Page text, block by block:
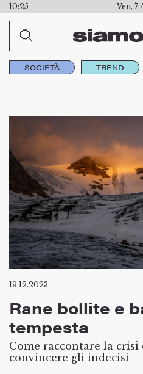
10:25 Ven, 7
SOCIETÀ TREND
19.12.2023
Rane bollite e
tempesta
Come raccontare la
convincere gli indecisi